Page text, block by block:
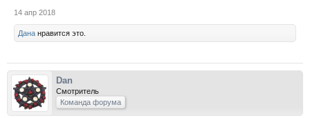
14 апр 2018
Дана нравится это.
Dan
Смотритель
Команда форума